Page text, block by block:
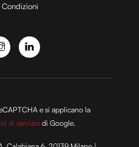
o
e si applicano la
di serviziodi Google.